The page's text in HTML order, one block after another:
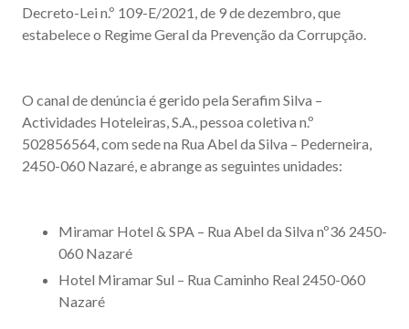
Decreto-Lei n.º 109-E/2021, de 9 de dezembro, que
estabelece o Regime Geral da Prevenção da Corrupção.
O canal de denúncia é gerido pela Serafim Silva –
Actividades Hoteleiras, S.A., pessoa coletiva n.º
502856564, com sede na Rua Abel da Silva – Pederneira,
2450-060 Nazaré, e abrange as seguintes unidades:
Miramar Hotel & SPA – Rua Abel da Silva nº36 2450-
060 Nazaré
Hotel Miramar Sul – Rua Caminho Real 2450-060
Nazaré